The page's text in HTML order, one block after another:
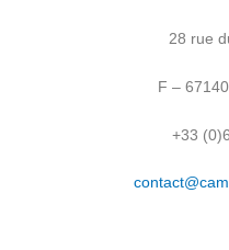
28 rue
F –
+33